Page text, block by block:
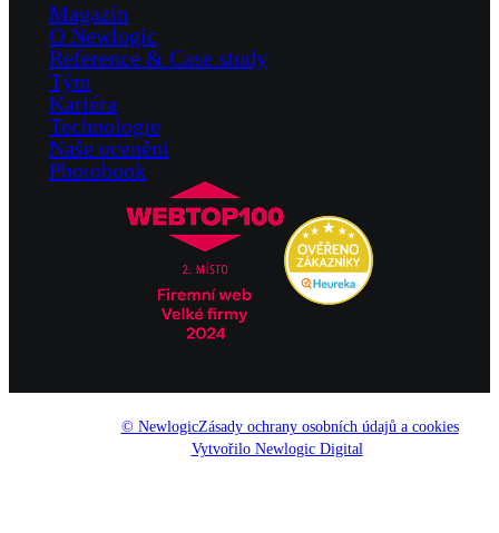
Magazín
O Newlogic
Reference & Case study
Tým
Kariéra
Technologie
Naše ocenění
Photobook
© NewlogicZásady ochrany osobních údajů a cookies
Vytvořilo Newlogic Digital